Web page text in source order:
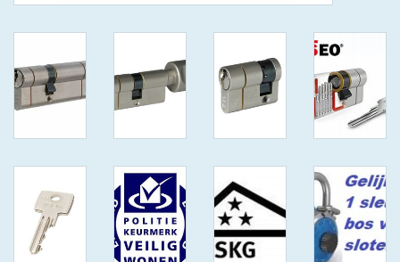
ISEO F 6 EXTRA S
IEDERE GEWENSTE MAAT MET
GEWONE GENUMMERDE
ISEO F 6 EXTRA S
ANTIKERNTREK IN IEDERE
GEWENSTE MAAT MET
GEWONE SLEUTEL SKG***